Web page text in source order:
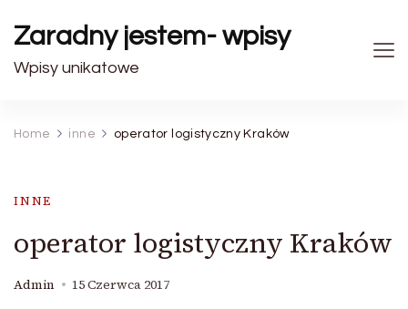
Zaradny jestem- wpisy
Wpisy unikatowe
Home inne operator logistyczny Kraków
INNE
operator logistyczny Kraków
Admin 15 Czerwca 2017